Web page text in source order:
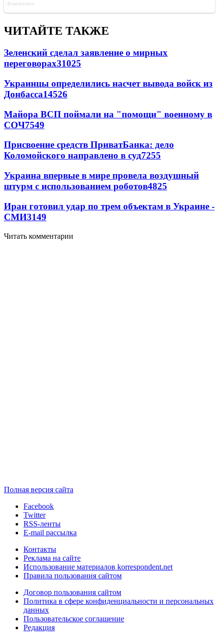
ЧИТАЙТЕ ТАКЖЕ
Зеленский сделал заявление о мирных
переговорах31025
Украинцы определились насчет вывода войск из
Донбасса14526
Майора ВСП поймали на "помощи" военному в
СОЧ7549
Присвоение средств ПриватБанка: дело
Коломойского направлено в суд7255
Украина впервые в мире провела воздушный
штурм с использованием роботов4825
Иран готовил удар по трем объектам в Украине -
СМИ3149
Читать комментарии
Полная версия сайта
Facebook
Twitter
RSS-ленты
E-mail рассылка
Контакты
Реклама на сайте
Использование материалов korrespondent.net
Правила пользования сайтом
Договор пользования сайтом
Политика в сфере конфиденциальности и персональных
данных
Пользовательское соглашение
Редакция